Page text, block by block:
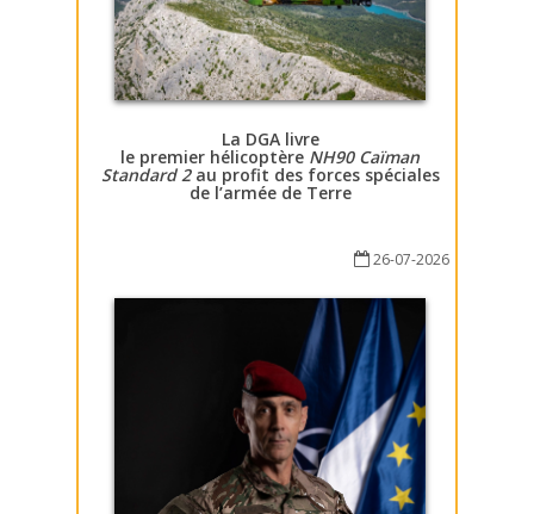
La DGA livre
le premier hélicoptère NH90 Caïman
Standard 2au profit des forces spéciales
de l’armée de Terre
26-07-2026